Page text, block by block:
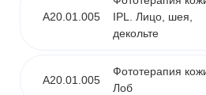
А20.01.005
IPL. Лицо, шея,
декольте
А20.01.005
Фототерапия
Лоб